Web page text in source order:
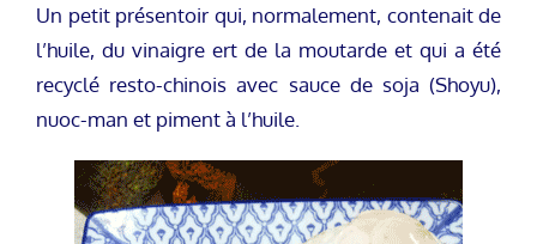
Un petit présentoir qui, normalement, contenait de
l’huile, du vinaigre ert de la moutarde et qui a été
recyclé resto-chinois avec sauce de soja (Shoyu),
nuoc-man et piment à l’huile.